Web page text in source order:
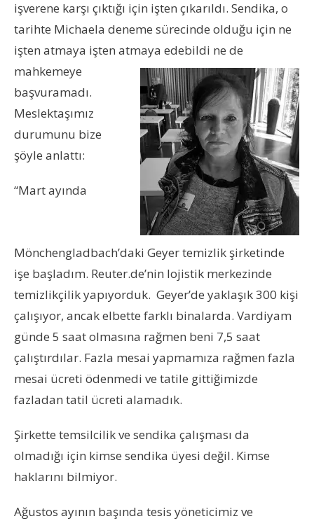
işverene karşı çıktığı için işten çıkarıldı. Sendika, o
tarihte Michaela deneme sürecinde olduğu için ne
işten atmaya işten atmaya edebildi ne de
mahkemeye
başvuramadı.
Meslektaşımız
durumunu bize
şöyle anlattı:
“Mart ayında
Mönchengladbach’daki Geyer temizlik şirketinde
işe başladım. Reuter.de’nin lojistik merkezinde
temizlikçilik yapıyorduk. Geyer’de yaklaşık 300 kişi
çalışıyor, ancak elbette farklı binalarda. Vardiyam
günde 5 saat olmasına rağmen beni 7,5 saat
çalıştırdılar. Fazla mesai yapmamıza rağmen fazla
mesai ücreti ödenmedi ve tatile gittiğimizde
fazladan tatil ücreti alamadık.
Şirkette temsilcilik ve sendika çalışması da
olmadığı için kimse sendika üyesi değil. Kimse
haklarını bilmiyor.
Ağustos ayının başında tesis yöneticimiz ve